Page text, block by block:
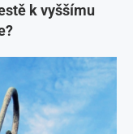
k vyššímu